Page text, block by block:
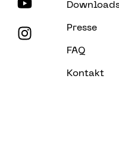
Presse
FAQ
Kontakt